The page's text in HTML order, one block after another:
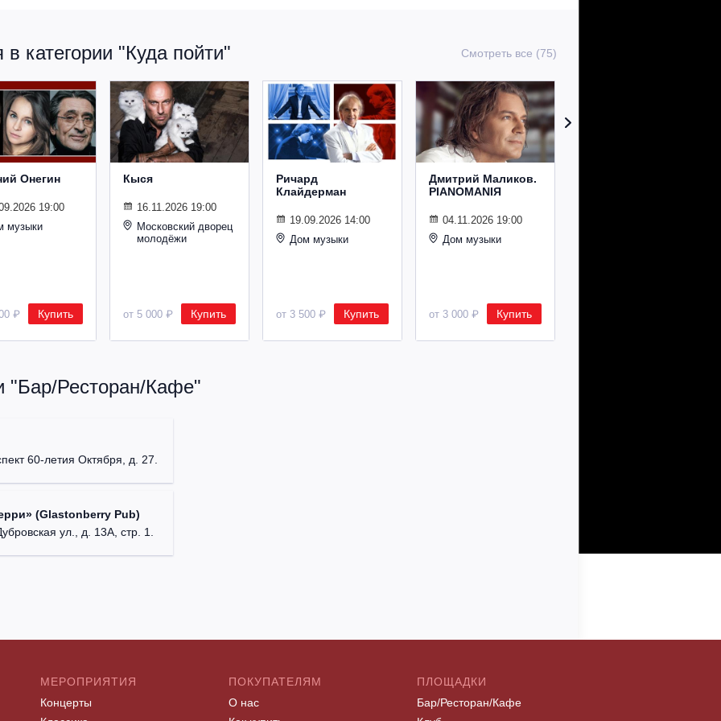
категории "Куда пойти" Смотреть все (75)
Онегин
19:00
музыки
₽ Купить
Кыся
16.11.2026 19:00
Московский дворец
молодёжи
от 5 000 ₽ Купить
Ричард
Клайдерман
19.09.2026 14:00
Дом музыки
от 3 500 ₽ Купить
Дмитрий Маликов.
PIANOMANIЯ
04.11.2026 19:00
Дом музыки
от 3 000 ₽ Купить
"Бар/Ресторан/Кафе"
60-летия Октября, д. 27.
(Glastonberry Pub)
ул., д. 13А, стр. 1.
МЕРОПРИЯТИЯ
Концерты
ПОКУПАТЕЛЯМ
О нас
ПЛОЩАДКИ
Бар/Ресторан/Кафе